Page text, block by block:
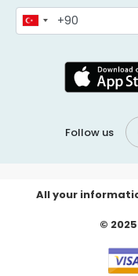
Follow us
All your
©